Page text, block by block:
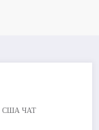
США ЧАТ